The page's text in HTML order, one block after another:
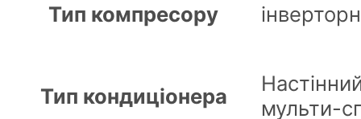
Тип компресору
Тип кондиціонера
мульти-